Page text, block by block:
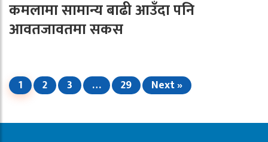
कमलामा सामान्य बाढी आउँदा पनि
आवतजावतमा सकस
1 2 3 … 29 Next »